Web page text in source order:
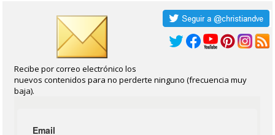
Recibe por correo electrónico los
nuevos contenidos para no perderte ninguno (frecuencia muy
baja).